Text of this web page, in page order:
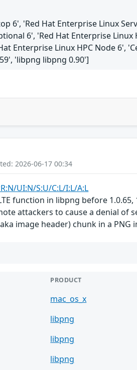
6', 'Red Hat Enterprise Linux
6', 'Red Hat Enterprise
Enterprise Linux HPC Node 6',
'libpng libpng 0.90']
2026-06-17 00:34
UI:N/S:U/C:L/I:L/A:L
function in libpng before 1.0.65,
attackers to cause a denial
image header) chunk in a
PRODUCT
mac_os_x
libpng
libpng
libpng